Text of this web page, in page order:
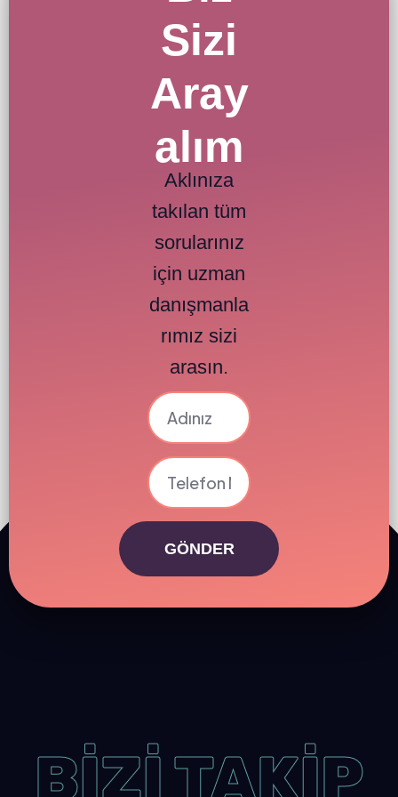
Sizi
Aray
alım
Aklınıza
takılan tüm
sorularınız
için uzman
danışmanla
rımız sizi
arasın.
GÖNDER
BİZİ TAKİP